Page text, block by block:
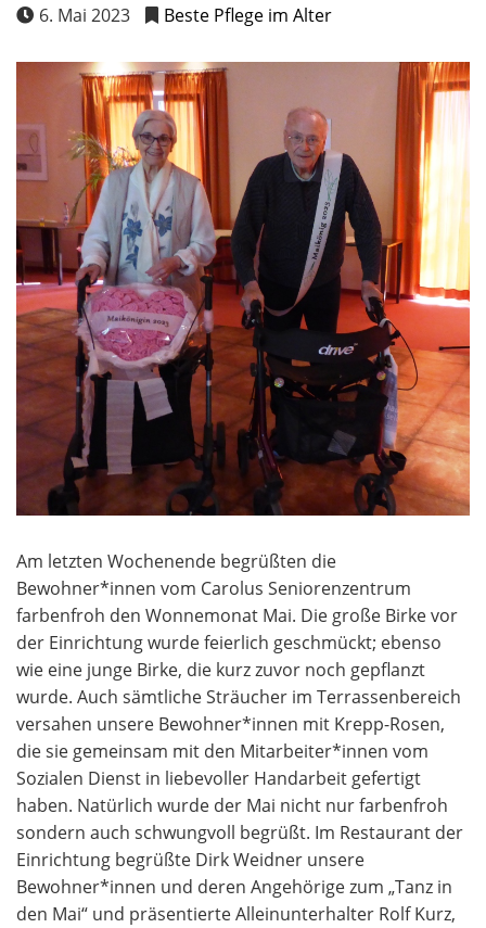
6. Mai 2023 Beste Pflege im Alter
Am letzten Wochenende begrüßten die
Bewohner*innen vom Carolus Seniorenzentrum
farbenfroh den Wonnemonat Mai. Die große Birke vor
der Einrichtung wurde feierlich geschmückt; ebenso
wie eine junge Birke, die kurz zuvor noch gepflanzt
wurde. Auch sämtliche Sträucher im Terrassenbereich
versahen unsere Bewohner*innen mit Krepp-Rosen,
die sie gemeinsam mit den Mitarbeiter*innen vom
Sozialen Dienst in liebevoller Handarbeit gefertigt
haben. Natürlich wurde der Mai nicht nurfarbenfroh
sondern auch schwungvoll begrüßt. Im Restaurant der
Einrichtung begrüßte Dirk Weidner unsere
Bewohner*innen und deren Angehörige zum „Tanz in
den Mai“ und präsentierte Alleinunterhalter Rolf Kurz,